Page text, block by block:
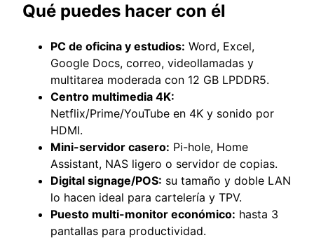
Qué puedes hacer con él
PC de oficina y estudios: Word, Excel,
Google Docs, correo, videollamadas y
multitarea moderada con 12 GB LPDDR5.
Centro multimedia 4K:
Netflix/Prime/YouTube en 4K y sonido por
HDMI.
Mini-servidor casero: Pi-hole, Home
Assistant, NAS ligero o servidor de copias.
Digital signage/POS: su tamaño y doble LAN
lo hacen ideal para cartelería y TPV.
Puesto multi-monitor económico: hasta 3
pantallas para productividad.